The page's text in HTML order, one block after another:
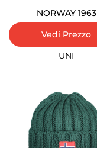
NORWAY 1963
Vedi Prezzo
UNI